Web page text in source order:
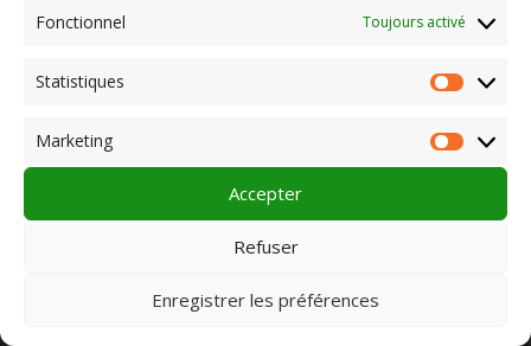
Fonctionnel Toujours activé
Statistiques
Marketing
Accepter
Refuser
Enregistrer les préférences
Pôle 22 bis impasse Bonnabaud